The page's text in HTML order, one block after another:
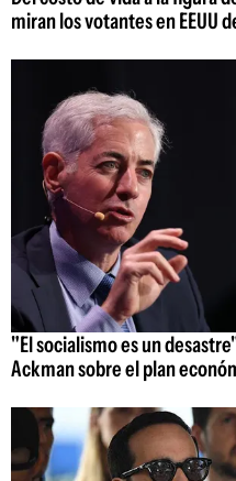
miran los votantes en EEUU
"El socialismo es un
Ackman sobre el plan